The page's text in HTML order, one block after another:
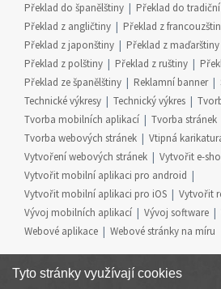
Překlad do španělštiny
Překlad do
Překlad z angličtiny
Překlad z
Překlad z japonštiny
Překlad z maďarštiny
Překlad z polštiny
Překlad z ruštiny
Překlad ze španělštiny
Reklamní banner
Technické výkresy
Technický výkres
Tvorba mobilních aplikací
Tvorba stránek
Tvorba webových stránek
Vtipná
Vytvoření webových stránek
Vytvořit e-
Vytvořit mobilní aplikaci pro android
Vytvořit mobilní aplikaci pro iOS
Vytvořit
Vývoj mobilních aplikací
Vývoj software
Webové aplikace
Webové stránky na míru
Tyto stránky využívají cookies